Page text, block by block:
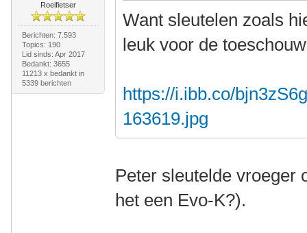
Roeifietser
Berichten: 7.593
Topics: 190
Lid sinds: Apr 2017
Bedankt: 3655
11213 x bedankt in
5339 berichten
Want sleutelen zoals
leuk voor de
https://i.ibb.co/
163619.jpg
Peter sleutelde vroeger
het een Evo-K?).